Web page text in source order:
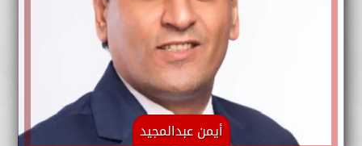
أيمن عبدالمجيد